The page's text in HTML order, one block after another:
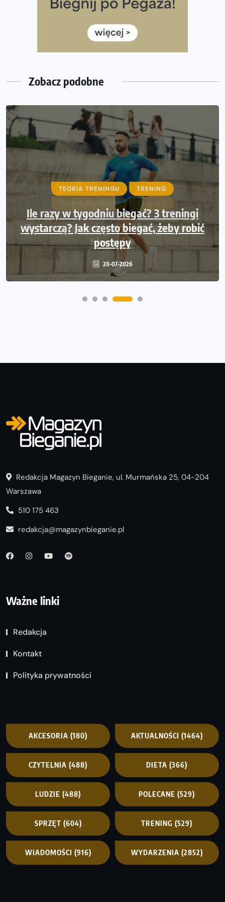
Ile razy w tygodniu biegać? 3 treningi wystarczą? Jak
często biegać, żeby robić postępy
Już w ten weekend! Przed nami Nocny Portowy Maraton
i Półmaraton Szczeciński. Wszystko, co warto wiedzieć
Zobacz podobne
TEORIA TRENINGU TRENING
Ile razy w tygodniu biegać? 3 treningi
wystarczą? Jak często biegać, żeby robić
postępy
20-07-2026
Redakcja Magazyn Bieganie, ul. Murmańska 25, 04-204
Warszawa
510 175 463
redakcja@magazynbieganie.pl
Ważne linki
Redakcja
Kontakt
Polityka prywatności
AKCESORIA (180) AKTUALNOŚCI (1464)
CZYTELNIA (488) DIETA (366)
LUDZIE (488) POLECANE (529)
SPRZĘT (604) TRENING (529)
WIADOMOŚCI (916) WYDARZENIA (2852)